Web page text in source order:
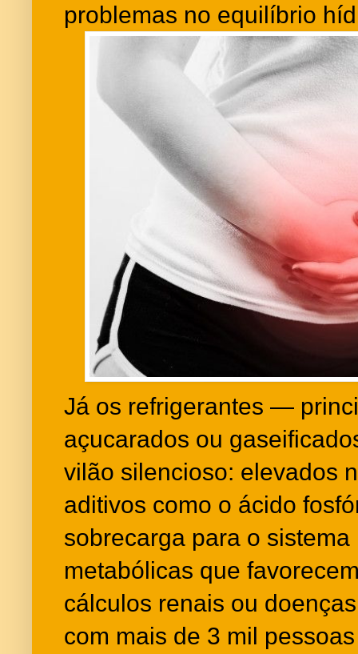
problemas no equilíbrio
Já os refrigerantes —
açucarados ou
vilão silencioso: elevados
aditivos como o ácido
sobrecarga para o
metabólicas que
cálculos renais ou
com mais de 3 mil